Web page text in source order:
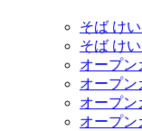
そば け
そば け
オープン
オープン
オープン
オープン